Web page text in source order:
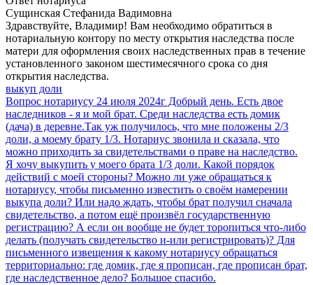
Сущинская Стефанида Вадимовна
Здравствуйте, Владимир! Вам необходимо обратиться в
нотариальную контору по месту открытия наследства после
матери для оформления своих наследственных прав в течение
установленного законом шестимесячного срока со дня
открытия наследства.
выкуп доли
Вопрос нотариусу 24 июля 2024г Добрый день. Есть двое
наследников - я и мой брат. Среди наследства есть домик
(дача) в деревне.Так уж получилось, что мне положены 2/3
доли, а моему брату 1/3. Нотариус звонила и сказала, что
можно приходить за свидетельствами о праве на наследство.
Я хочу выкупить у моего брата 1/3 доли. Какой порядок
действий с моей стороны? Можно ли уже обращаться к
нотариусу, чтобы письменно известить о своём намерении
выкупа доли? Или надо ждать, чтобы брат получил сначала
свидетельство, а потом ещё произвёл государственную
регистрацию? А если он вообще не будет торопиться что-либо
делать (получать свидетельство и-или регистрировать)? Для
письменного извещения к какому нотариусу обращаться
территориально: где домик, где я прописан, где прописан брат,
где наследственное дело? Большое спасибо.